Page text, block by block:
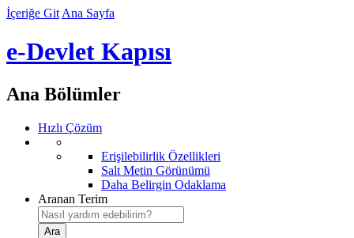
İçeriğe Git Ana Sayfa
e-Devlet Kapısı
Ana Bölümler
Hızlı Çözüm
Erişilebilirlik Özellikleri
Salt Metin Görünümü
Daha Belirgin Odaklama
Aranan Terim